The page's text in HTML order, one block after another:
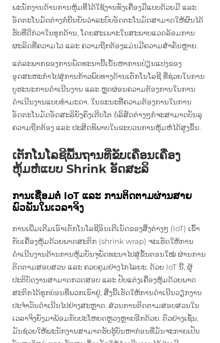
ພະນັກງານດ້ານການຫຸ້ມທີ່ໄດ້ໃຊ້ງານທັງເຄື່ອງມືແບບດ້ວຍມື ແລະ
ອັດຕະໂນມັດຕ່າງກໍ່ຍືນຍັນວ່າລະບົບອັດຕະໂນມັດສາມາດໃຫ້ຜົນໄດ້
ຮັບທີ່ດີກ່ວາໃນທຸກດ້ານ, ໂດຍສະເພາະໃນສະພາບແວດລ້ອມການ
ຜະລິດທີ່ຄວາມໄວ ແລະ ຄວາມຖືກຕ້ອງແມ່ນມີຄວາມສຳຄັນຫຼາຍ.
ແຕ່ລະພາກຂອງການພັດທະນານີ້ເນັ້ນຫາການປ່ຽນແປງຂອງ
ອຸດສະຫະກຳໄປສູ່ການກ້າວພົບທາງດ້ານເຕັກໂນໂລຊີ ທີ່ຊ່ວຍໃນການ
ບູຮະນະການດຳເນີນງານ ແລະ ຫຼຸດຜ່ອນຄວາມຕ້ອງການໃນການ
ດຳເນີນງານແບບທຳມະດາ. ໃນຂະນະທີ່ຄວາມຕ້ອງການໃນການ
ອັດຕະໂນມັດອັດສະລິຍັງຄົງເຕີບໂຕ ບໍລິສັດຕ່າງໆກໍຈະສາມາດບັນລຸ
ຄວາມຖືກຕ້ອງ ແລະ ປະສິດທິພາບໃນຂະບວນການຫຸ້ມຫໍ່ໄດ້ສູງຂຶ້ນ.
ເຕັກໂນໂລຊີພື້ນຖານທີ່ຂັບເຄື່ອນເຄື່ອງ
ຫຸ້ມຫໍ່ແບບ Shrink ອັດສະລິ
ການເຊື່ອມຕໍ່ IoT ແລະ ການຕິດຕາມຜ່ານສາຍ
ພົວພັນໃນເວລາຈິງ
ການເພີ່ມເຕີມເອົາເຕັກໂນໂລຊີອິນເຕີເນັດຂອງສິ່ງຕ່າງໆ (IoT) ເຂົ້າ
ກັບເຄື່ອງຫຸ້ມດ້ວຍພາດສະຕິກ (shrink wrap) ຈະເຮັດໃຫ້ການ
ດຳເນີນງານດ້ານການຫຸ້ມບັນຈຸພັດທະນາໄປສູ່ຂັ້ນຕອນໃໝ່ ຜ່ານການ
ຕິດຕາມສອບສວນ ແລະ ຄວບຄຸມຢ່າງໄກໄລຍະ. ດ້ວຍ IoT ນີ້, ຜູ້
ປະຕິບັດງານສາມາດກວດສອບ ແລະ ປັບແຕ່ງເຄື່ອງຫຸ້ມດ້ວຍພາດ
ສະຕິກໄດ້ທຸກບ່ອນທີ່ພວກເຂົາຢູ່, ສິ່ງນີ້ເຮັດໃຫ້ການດຳເນີນວຽກງານ
ປະຈຳວັນດຳເນີນໄປຢ່າງສະຫຼາດ. ສ່ວນການຕິດຕາມສອບສວນໃນ
ເວລາຈິງຍັງມາພ້ອມກັບປະໂຫຍດຫຼວງຫຼາຍອີກດ້ວຍ. ຕົວຢ່າງເຊັ່ນ,
ມັນຊ່ວຍໃຫ້ພະນັກງານສາມາດຮັບຮູ້ບັນຫາກ່ອນທີ່ມັນຈະກາຍເປັນ